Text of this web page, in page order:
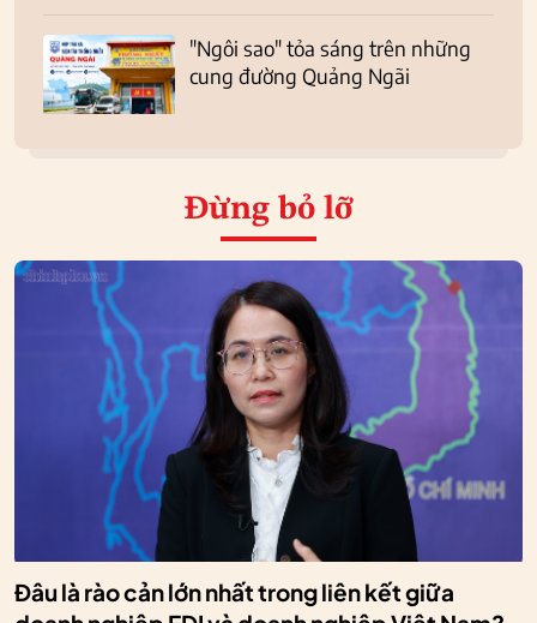
"Ngôi sao" tỏa sáng trên những
cung đường Quảng Ngãi
Đừng bỏ lỡ
Đâu là rào cản lớn nhất trong liên kết giữa